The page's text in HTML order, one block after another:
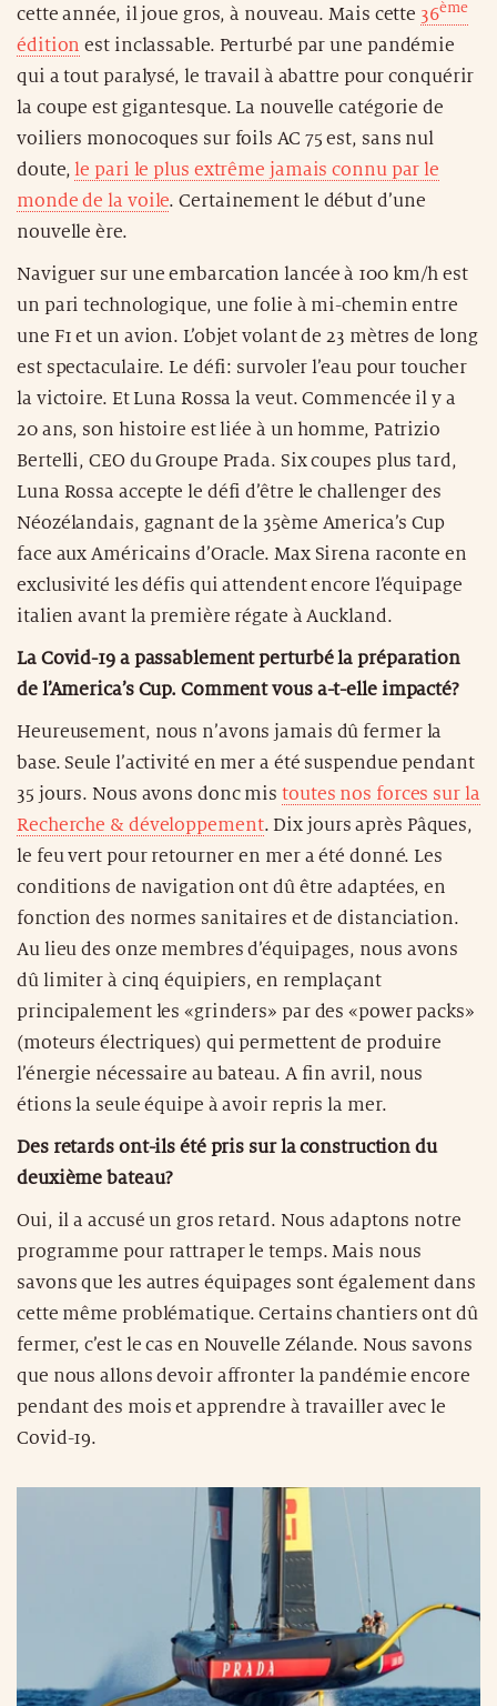
cette année, il joue gros, à nouveau. Mais cette 36ème
édition est inclassable. Perturbé par une pandémie
qui a tout paralysé, le travail à abattre pour conquérir
la coupe est gigantesque. La nouvelle catégorie de
voiliers monocoques sur foils AC 75 est, sans nul
doute,le pari le plus extrême jamais connu par le
monde de la voile. Certainement le début d’une
nouvelle ère.
Naviguer sur une embarcation lancée à 100 km/h est
un pari technologique, une folie à mi-chemin entre
une F1 et un avion. L’objet volant de 23 mètres de long
est spectaculaire. Le défi: survoler l’eau pour toucher
la victoire. Et Luna Rossa la veut. Commencée il y a
20 ans, son histoire est liée à un homme, Patrizio
Bertelli, CEO du Groupe Prada. Six coupes plus tard,
Luna Rossa accepte le défi d’être le challenger des
Néozélandais, gagnant de la 35ème America’s Cup
face aux Américains d’Oracle. Max Sirena raconte en
exclusivité les défis qui attendent encore l’équipage
italien avant la première régate à Auckland.
La Covid-19 a passablement perturbé la préparation
de l’America’s Cup. Comment vous a-t-elle impacté?
Heureusement, nous n’avons jamais dû fermer la
base. Seule l’activité en mer a été suspendue pendant
35 jours. Nous avons donc mis toutes nos forces sur la
Recherche & développement. Dix jours après Pâques,
le feu vert pour retourner en mer a été donné. Les
conditions de navigation ont dû être adaptées, en
fonction des normes sanitaires et de distanciation.
Au lieu des onze membres d’équipages, nous avons
dû limiter à cinq équipiers, en remplaçant
principalement les «grinders» par des «power packs»
(moteurs électriques) qui permettent de produire
l’énergie nécessaire au bateau. A fin avril, nous
étions la seule équipe à avoir repris la mer.
Des retards ont-ils été pris sur la construction du
deuxième bateau?
Oui, il a accusé un gros retard. Nous adaptons notre
programme pour rattraper le temps. Mais nous
savons que les autres équipages sont également dans
cette même problématique. Certains chantiers ont dû
fermer, c’est le cas en Nouvelle Zélande. Nous savons
que nous allons devoir affronter la pandémie encore
pendant des mois et apprendre à travailler avec le
Covid-19.